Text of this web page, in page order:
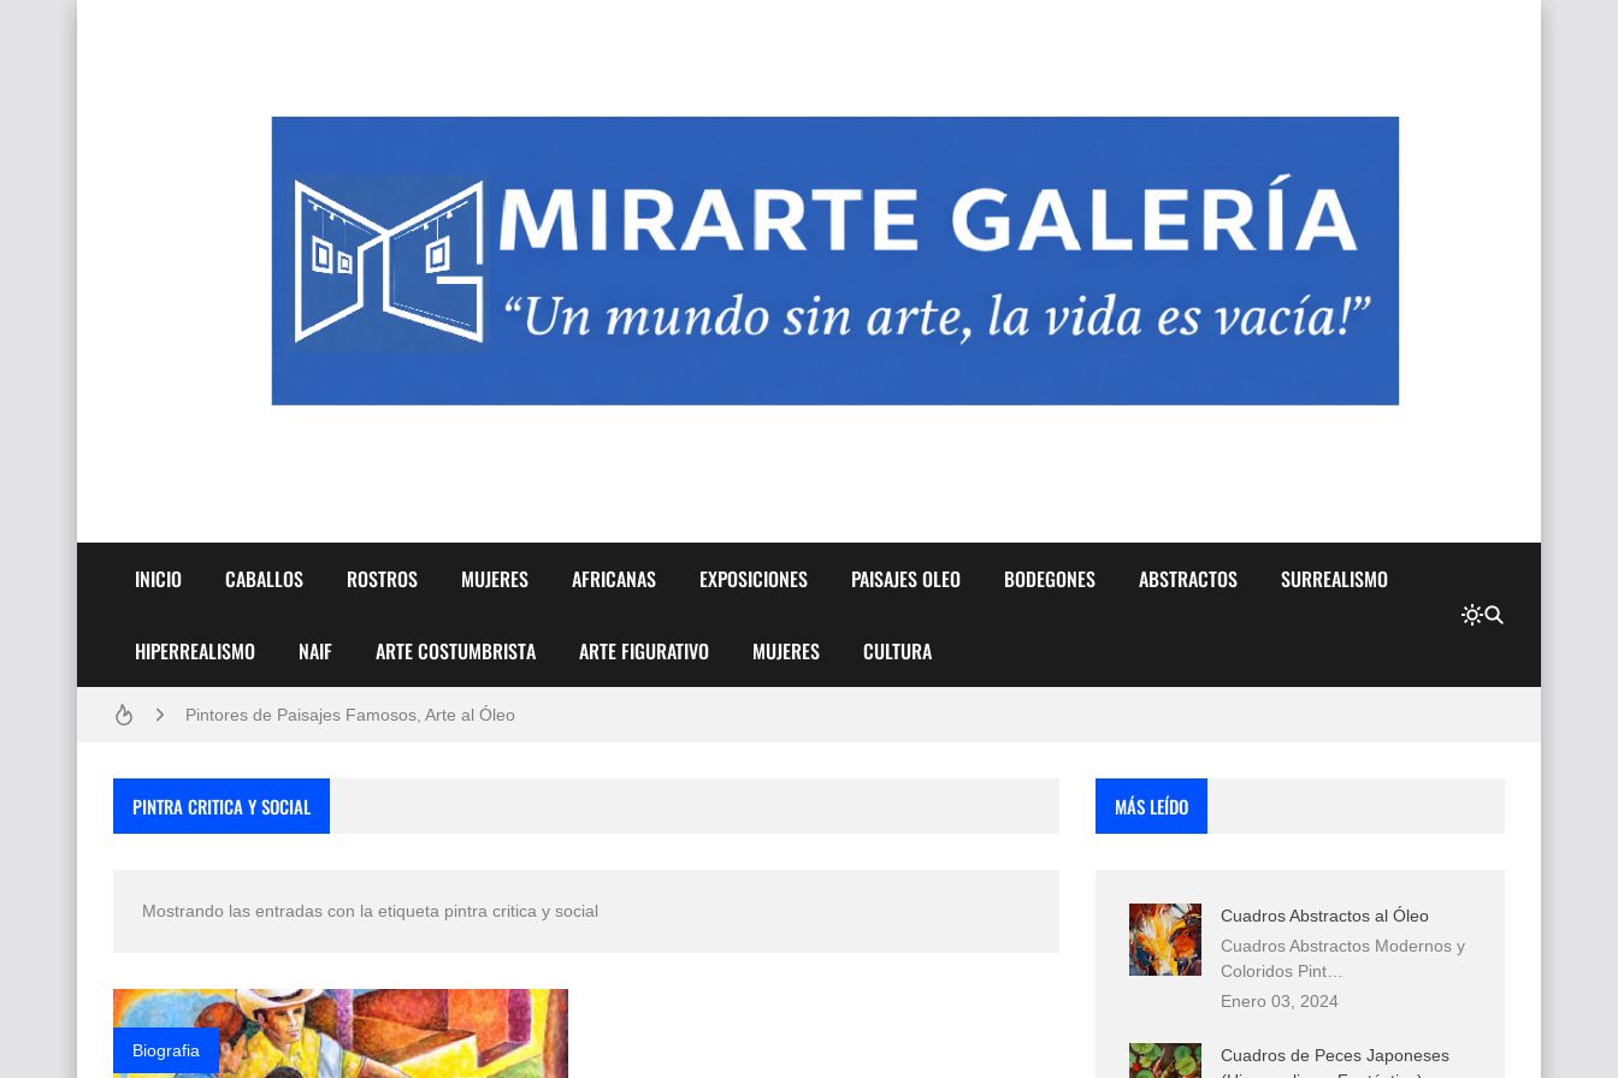
INICIO CABALLOS ROSTROS MUJERES AFRICANAS EXPOSICIONES PAISAJES OLEO BODEGONES ABSTRACTOS SURREALISMO
HIPERREALISMO NAIF ARTE COSTUMBRISTA ARTE FIGURATIVO MUJERES CULTURA
Frutas y Flores Para Colorear Imágenes
Pintores de Paisajes Famosos, Arte al Óleo
Rostros Bellos, La Perfección del Dibujo A Lápiz, Biryulina Vita
Fotos Artísticas de las Actrices de Hollywood Más Bellas del Mundo
PINTRA CRITICA Y SOCIAL
Mostrando las entradas con la etiqueta pintra critica y social
Biografia
MÁS LEÍDO
Cuadros Abstractos al Óleo
Cuadros Abstractos Modernos y
Coloridos Pint…
Enero 03, 2024
Cuadros de Peces Japoneses